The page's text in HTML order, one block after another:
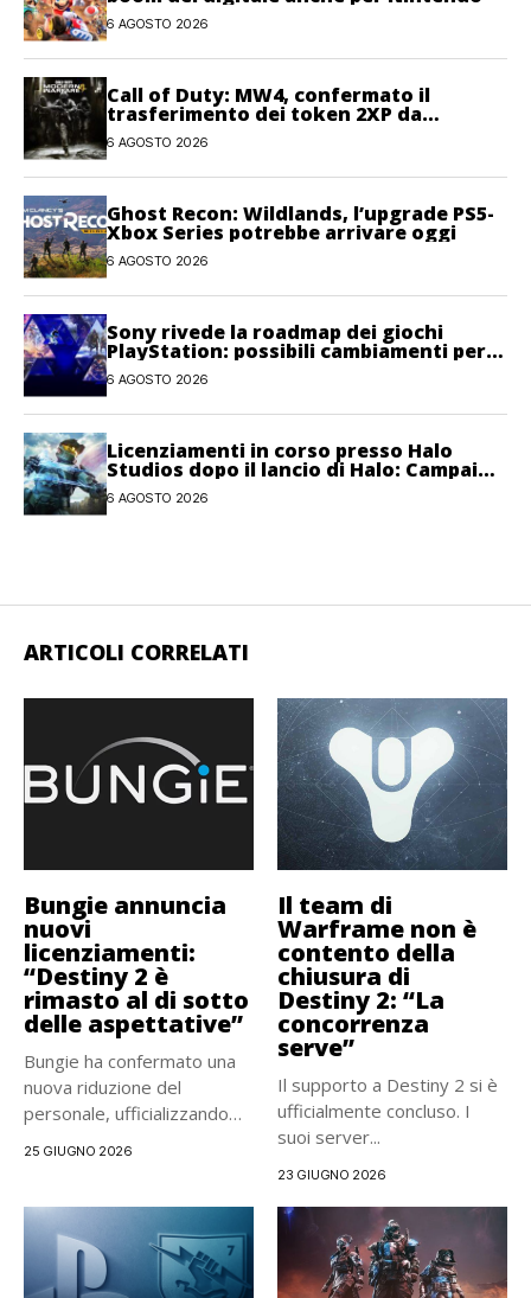
6 AGOSTO 2026
Call of Duty: MW4, confermato il
trasferimento dei token 2XP da
Warzone e Black Ops 7
6 AGOSTO 2026
Ghost Recon: Wildlands, l’upgrade PS5-
Xbox Series potrebbe arrivare oggi
6 AGOSTO 2026
Sony rivede la roadmap dei giochi
PlayStation: possibili cambiamenti per
l’anno fiscale 2026
6 AGOSTO 2026
Licenziamenti in corso presso Halo
Studios dopo il lancio di Halo: Campaign
Evolved
6 AGOSTO 2026
ARTICOLI CORRELATI
Bungie annuncia
nuovi
licenziamenti:
“Destiny 2 è
rimasto al di sotto
delle aspettative”
Bungie ha confermato una
nuova riduzione del
personale, ufficializzando
25 GIUGNO 2026
Il team di
Warframe non è
contento della
chiusura di
Destiny 2: “La
concorrenza
serve”
Il supporto a Destiny 2 si è
ufficialmente concluso. I
suoi server...
23 GIUGNO 2026